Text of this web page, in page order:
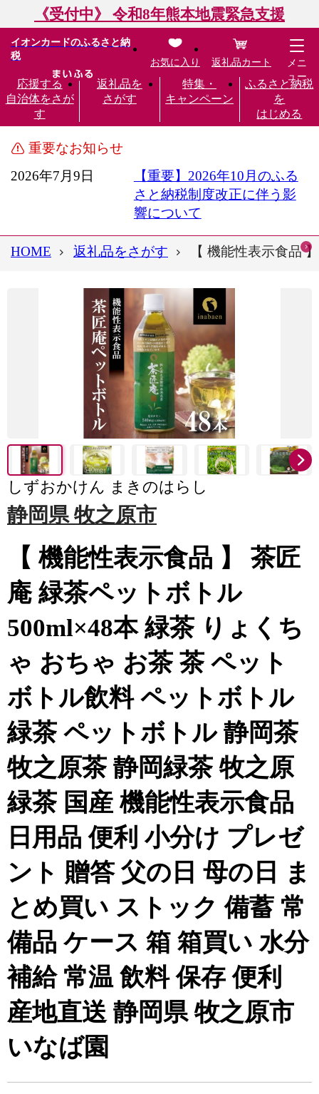
《受付中》 令和8年熊本地震緊急支援
イオンカードのふるさと納
税
応援する
自治体をさが
す
返礼品を
さがす
特集・
キャンペーン
ふるさと納税
を
はじめる
お気に入り 返礼品カート
メニ
ュー
重要なお知らせ
2026年7月9日
【重要】2026年10月のふる
さと納税制度改正に伴う影
響について
HOME 返礼品をさがす 【 機能性表示食品
しずおかけん まきのはらし
静岡県 牧之原市
【 機能性表示食品 】 茶匠
庵 緑茶ペットボトル
500ml×48本 緑茶 りょくち
ゃ おちゃ お茶 茶 ペット
ボトル飲料 ペットボトル
緑茶 ペットボトル 静岡茶
牧之原茶 静岡緑茶 牧之原
緑茶 国産 機能性表示食品
日用品 便利 小分け プレゼ
ント 贈答 父の日 母の日 ま
とめ買い ストック 備蓄 常
備品 ケース 箱 箱買い 水分
補給 常温 飲料 保存 便利
産地直送 静岡県 牧之原市
いなば園